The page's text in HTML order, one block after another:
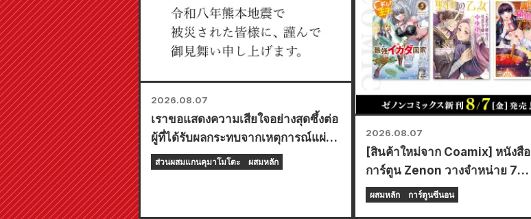
2026.08.07
เราขอแสดงความเสียใจอย่างสุดซึ้งต่อ
ผู้ที่ได้รับผลกระทบจากเหตุการณ์แผ่น
ดินไหวคุมาโมโตะปี 2026 ทุกท่าน
ส่วนผสมแกนคุมาโมโตะ ผสมหลัก
2026.08.07
[สินค้าใหม่จาก Coamix] หนังสือ
การ์ตูน Zenon วางจำหน่าย 7
สิงหาคม (ศุกร์)!
ผสมหลัก การ์ตูนซีนอน